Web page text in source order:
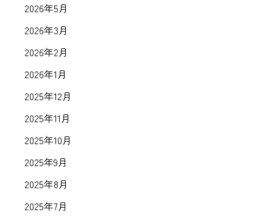
2026年5月
2026年3月
2026年2月
2026年1月
2025年12月
2025年11月
2025年10月
2025年9月
2025年8月
2025年7月